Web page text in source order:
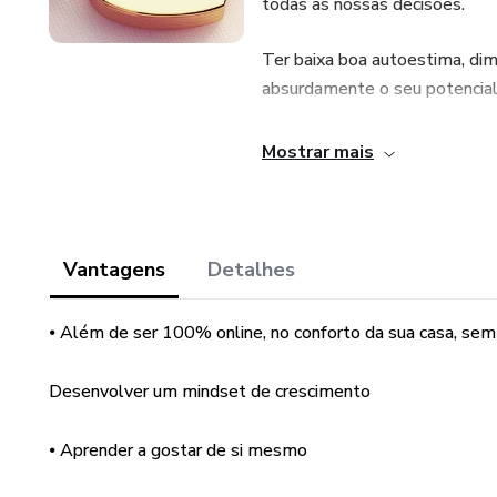
Ter baixa boa autoestima,
absurdamente o seu
Para aumentar esse
Avisos legais:
consulte um médico para
Mostrar mais
Vantagens Detalhes
⦁ Além de ser 100% online, no conforto da sua casa,
Desenvolver um mindset de crescimento
⦁ Aprender a gostar de si mesmo